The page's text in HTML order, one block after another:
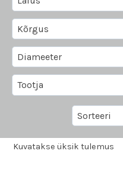
Kuvatakse üksik tulemus